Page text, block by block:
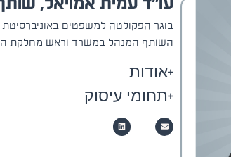
בוגר הפקולטה למשפטים באוניברסיטת תל
השותף המנהל במשרד וראש מחלקת
אודות
תחומי עיסוק